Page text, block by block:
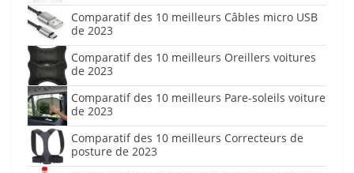
Comparatif des 10 meilleurs Câbles micro USB
de 2023
Comparatif des 10 meilleurs Oreillers voitures
de 2023
Comparatif des 10 meilleurs Pare-soleils voiture
de 2023
Comparatif des 10 meilleurs Correcteurs de
posture de 2023